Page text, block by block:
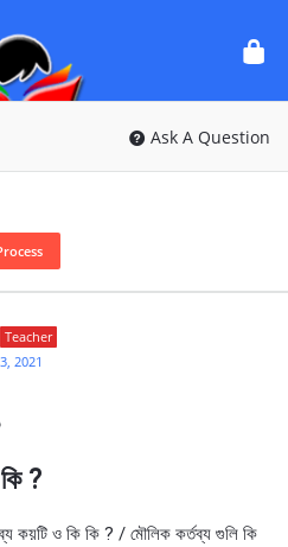
Ask A Question
Teacher
2021
?
কয়টি ও কি কি ? / মৌলিক কর্তব্য গুলি কি